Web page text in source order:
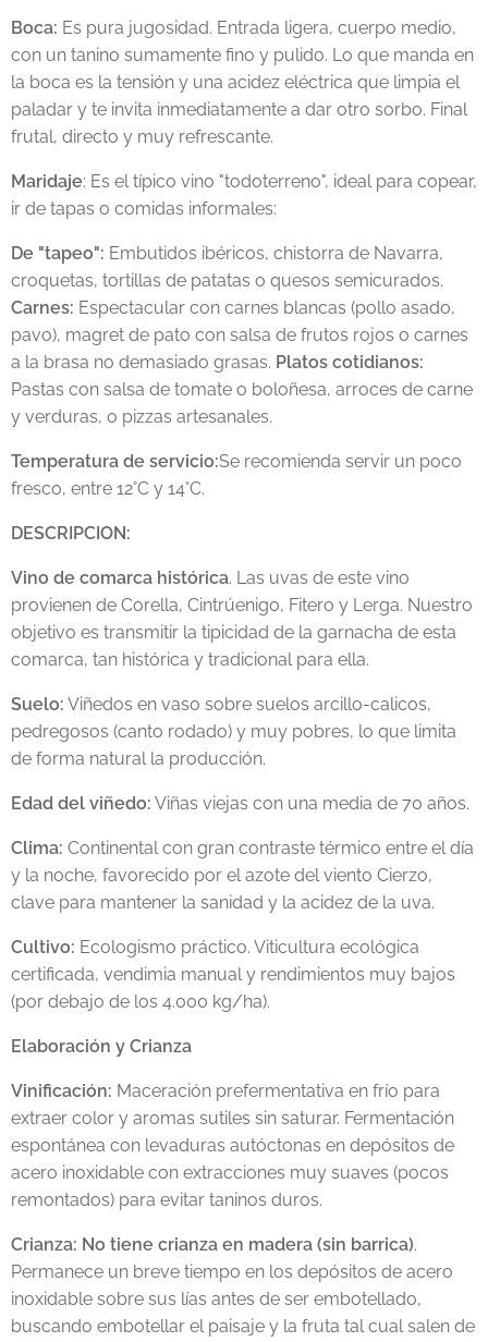
Boca: Es pura jugosidad. Entrada ligera, cuerpo medio,
con un tanino sumamente fino y pulido. Lo que manda en
la boca es la tensión y una acidez eléctrica que limpia el
paladar y te invita inmediatamente a dar otro sorbo. Final
frutal, directo y muy refrescante.
Maridaje: Es el típico vino "todoterreno", ideal para copear,
ir de tapas o comidas informales:
De "tapeo": Embutidos ibéricos, chistorra de Navarra,
croquetas, tortillas de patatas o quesos semicurados.
Carnes: Espectacular con carnes blancas (pollo asado,
pavo), magret de pato con salsa de frutos rojos o carnes
a la brasa no demasiado grasas. Platos cotidianos:
Pastas con salsa de tomate o boloñesa, arroces de carne
y verduras, o pizzas artesanales.
Temperatura de servicio:Se recomienda servir un poco
fresco, entre 12°C y 14°C.
DESCRIPCION:
Vino de comarca histórica. Las uvas de este vino
provienen de Corella, Cintrúenigo, Fitero y Lerga. Nuestro
objetivo es transmitir la tipicidad de la garnacha de esta
comarca, tan histórica y tradicional para ella.
Suelo: Viñedos en vaso sobre suelos arcillo-calicos,
pedregosos (canto rodado) y muy pobres, lo que limita
de forma natural la producción.
Edad del viñedo: Viñas viejas con una media de 70 años.
Clima: Continental con gran contraste térmico entre el día
y la noche, favorecido por el azote del viento Cierzo,
clave para mantener la sanidad y la acidez de la uva.
Cultivo: Ecologismo práctico. Viticultura ecológica
certificada, vendimia manual y rendimientos muy bajos
(por debajo de los 4.000 kg/ha).
Elaboración y Crianza
Vinificación: Maceración prefermentativa en frío para
extraer color y aromas sutiles sin saturar. Fermentación
espontánea con levaduras autóctonas en depósitos de
acero inoxidable con extracciones muy suaves (pocos
remontados) para evitar taninos duros.
Crianza: No tiene crianza en madera (sin barrica).
Permanece un breve tiempo en los depósitos de acero
inoxidable sobre sus lías antes de ser embotellado,
buscando embotellar el paisaje y la fruta tal cual salen de